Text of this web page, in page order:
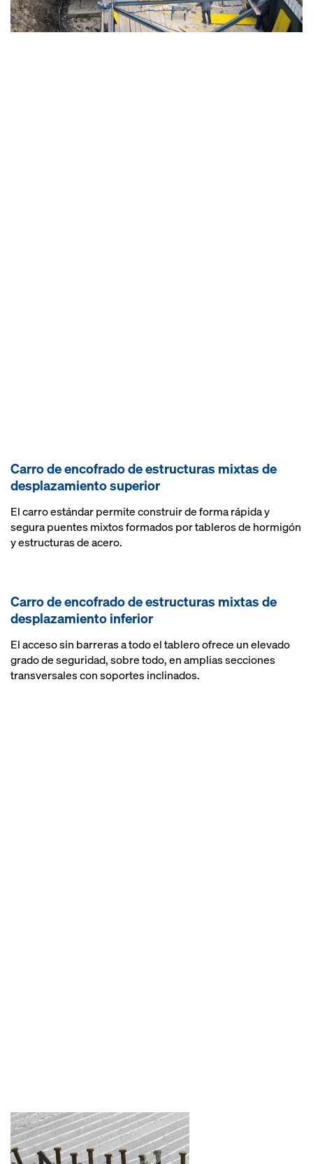
Carro de encofrado de estructuras mixtas de
desplazamiento superior
El carro estándar permite construir de forma rápida y
segura puentes mixtos formados por tableros de hormigón
y estructuras de acero.
Carro de encofrado de estructuras mixtas de
desplazamiento inferior
El acceso sin barreras a todo el tablero ofrece un elevado
grado de seguridad, sobre todo, en amplias secciones
transversales con soportes inclinados.